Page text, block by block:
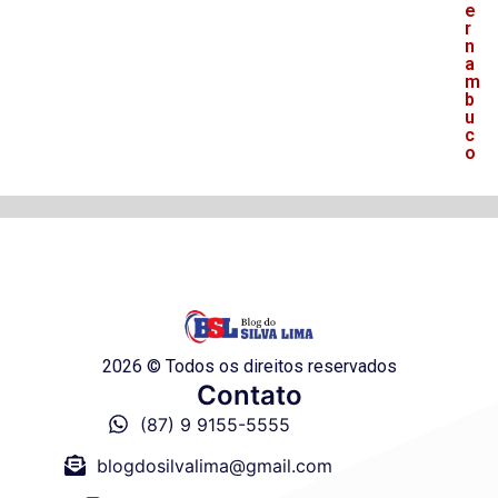
e
r
n
a
m
b
u
c
o
2026 © Todos os direitos reservados
Contato
(87) 9 9155-5555
blogdosilvalima@gmail.com